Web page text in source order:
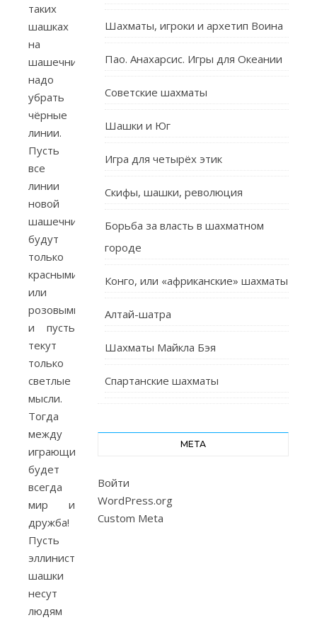
таких
шашках
на
шашечнице
надо
убрать
чёрные
линии.
Пусть
все
линии
новой
шашечницы
будут
только
красными
или
розовыми,
и пусть
текут
только
светлые
мысли.
Тогда
между
играющими
будет
всегда
мир и
дружба!
Пусть
эллинистические
шашки
несут
людям
Шахматы, игроки и архетип Воина
Пао. Анахарсис. Игры для Океании
Советские шахматы
Шашки и Юг
Игра для четырёх этик
Скифы, шашки, революция
Борьба за власть в шахматном
городе
Конго, или «африканские» шахматы
Алтай-шатра
Шахматы Майкла Бэя
Спартанские шахматы
МЕТА
Войти
WordPress.org
Custom Meta